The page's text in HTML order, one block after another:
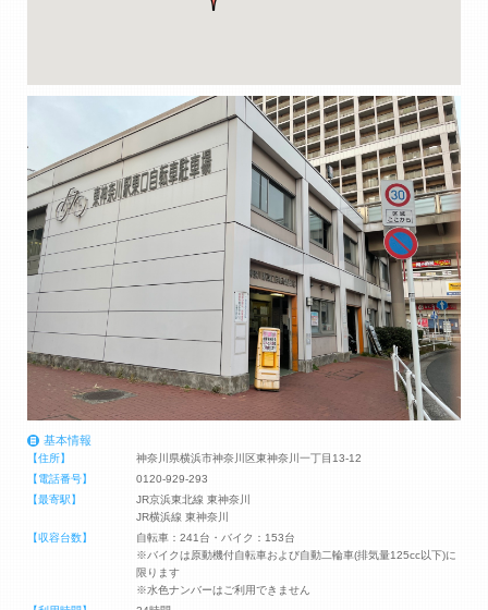
基本情報
【住所】
神奈川県横浜市神奈川区東神奈川一丁目13-12
【電話番号】
0120-929-293
【最寄駅】
JR京浜東北線 東神奈川
JR横浜線 東神奈川
【収容台数】
自転車：241台・バイク：153台
※バイクは原動機付自転車および自動二輪車(排気量125cc以下)に
限ります
※水色ナンバーはご利用できません